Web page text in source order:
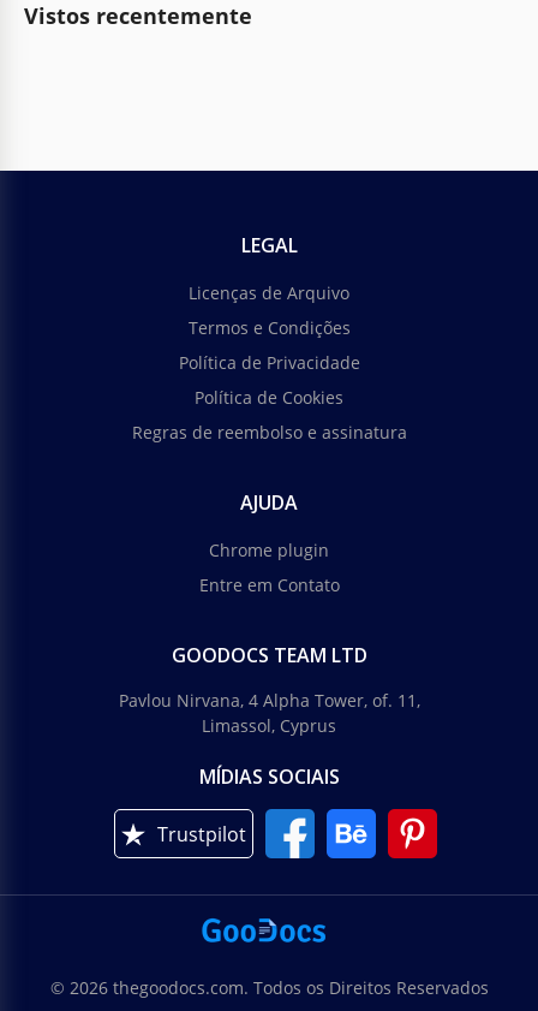
Vistos recentemente
LEGAL
Licenças de Arquivo
Termos e Condições
Política de Privacidade
Política de Cookies
Regras de reembolso e assinatura
AJUDA
Chrome plugin
Entre em Contato
GOODOCS TEAM LTD
Pavlou Nirvana, 4 Alpha Tower, of. 11,
Limassol, Cyprus
MÍDIAS SOCIAIS
Trustpilot
© 2026 thegoodocs.com. Todos os Direitos Reservados